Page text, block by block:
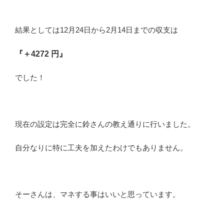
結果としては12月24日から2月14日までの収支は
『＋4272 円』
でした！
現在の設定は完全に鈴さんの教え通りに行いました。
自分なりに特に工夫を加えたわけでもありません。
そーさんは、マネする事はいいと思っています。